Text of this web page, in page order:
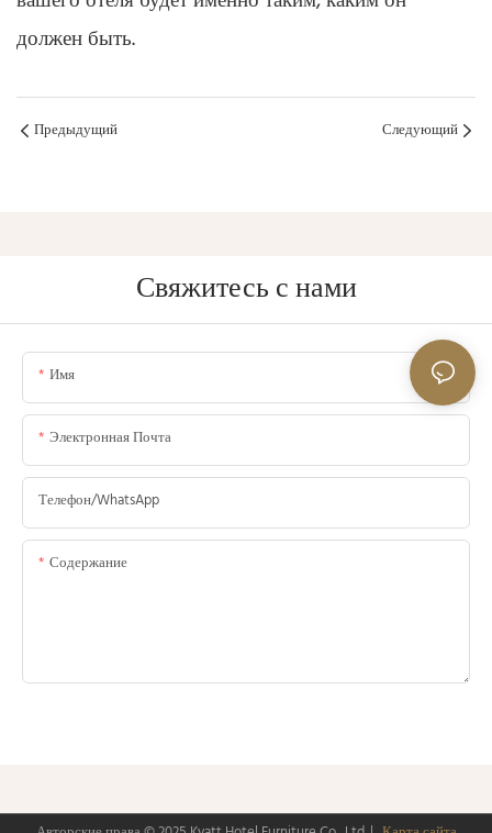
должен быть.
Предыдущий Следующий
Свяжитесь с нами
Имя
Электронная Почта
Телефон/WhatsApp
Содержание